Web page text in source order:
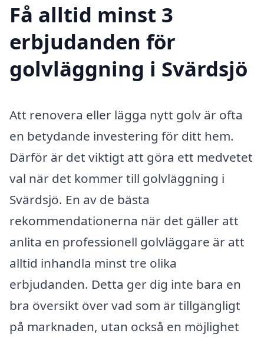
Få alltid minst 3
erbjudanden för
golvläggning i Svärdsjö
Att renovera eller lägga nytt golv är ofta
en betydande investering för ditt hem.
Därför är det viktigt att göra ett medvetet
val när det kommer till golvläggning i
Svärdsjö. En av de bästa
rekommendationerna när det gäller att
anlita en professionell golvläggare är att
alltid inhandla minst tre olika
erbjudanden. Detta ger dig inte bara en
bra översikt över vad som är tillgängligt
på marknaden, utan också en möjlighet